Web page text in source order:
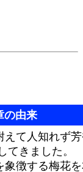
の由来
て人知れず
てきました。
徴する梅花